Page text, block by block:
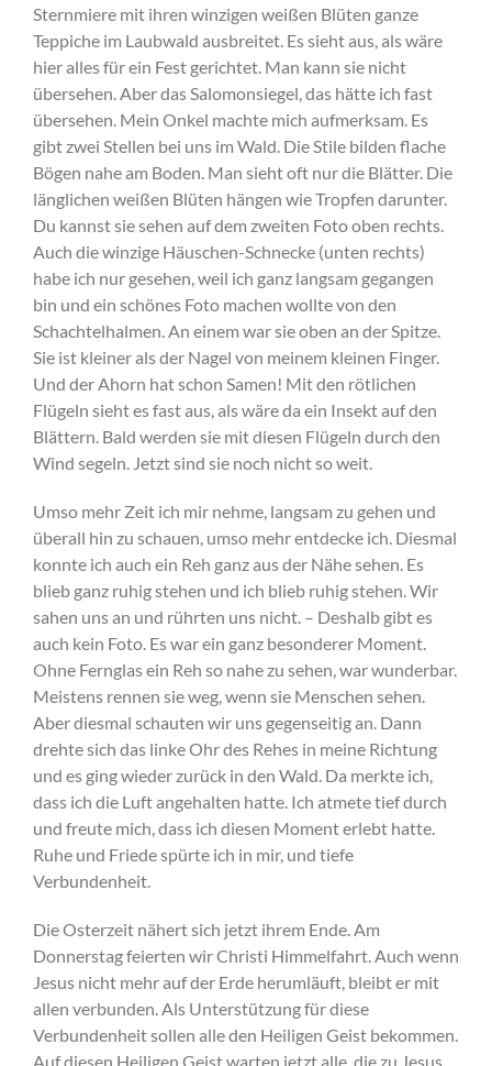
Sternmiere mit ihren winzigen weißen Blüten ganze
Teppiche im Laubwald ausbreitet. Es sieht aus, als wäre
hier alles für ein Fest gerichtet. Man kann sie nicht
übersehen. Aber das Salomonsiegel, das hätte ich fast
übersehen. Mein Onkel machte mich aufmerksam. Es
gibt zwei Stellen bei uns im Wald. Die Stile bilden flache
Bögen nahe am Boden. Man sieht oft nur die Blätter. Die
länglichen weißen Blüten hängen wie Tropfen darunter.
Du kannst sie sehen auf dem zweiten Foto oben rechts.
Auch die winzige Häuschen-Schnecke (unten rechts)
habe ich nur gesehen, weil ich ganz langsam gegangen
bin und ein schönes Foto machen wollte von den
Schachtelhalmen. An einem war sie oben an der Spitze.
Sie ist kleiner als der Nagel von meinem kleinen Finger.
Und der Ahorn hat schon Samen! Mit den rötlichen
Flügeln sieht es fast aus, als wäre da ein Insekt auf den
Blättern. Bald werden sie mit diesen Flügeln durch den
Wind segeln. Jetzt sind sie noch nicht so weit.
Umso mehr Zeit ich mir nehme, langsam zu gehen und
überall hin zu schauen, umso mehr entdecke ich. Diesmal
konnte ich auch ein Reh ganz aus der Nähe sehen. Es
blieb ganz ruhig stehen und ich blieb ruhig stehen. Wir
sahen uns an und rührten uns nicht. – Deshalb gibt es
auch kein Foto. Es war ein ganz besonderer Moment.
Ohne Fernglas ein Reh so nahe zu sehen, war wunderbar.
Meistens rennen sie weg, wenn sie Menschen sehen.
Aber diesmal schauten wir uns gegenseitig an. Dann
drehte sich das linke Ohr des Rehes in meine Richtung
und es ging wieder zurück in den Wald. Da merkte ich,
dass ich die Luft angehalten hatte. Ich atmete tief durch
und freute mich, dass ich diesen Moment erlebt hatte.
Ruhe und Friede spürte ich in mir, und tiefe
Verbundenheit.
Die Osterzeit nähert sich jetzt ihrem Ende. Am
Donnerstag feierten wir Christi Himmelfahrt. Auch wenn
Jesus nicht mehr auf der Erde herumläuft, bleibt er mit
allen verbunden. Als Unterstützung für diese
Verbundenheit sollen alle den Heiligen Geist bekommen.
Auf diesen Heiligen Geist warten jetzt alle, die zu Jesus